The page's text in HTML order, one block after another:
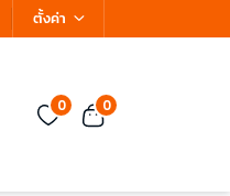
ตั้งค่า
0 0